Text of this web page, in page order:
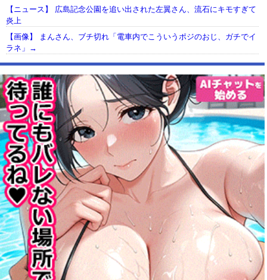
【ニュース】 広島記念公園を追い出された左翼さん、流石にキモすぎて
炎上
【画像】 まんさん、ブチ切れ「電車内でこういうポジのおじ、ガチでイ
ラネ」→
【動画】USJの禁止エリアに子どもたちが続々乱入 → スタッフが注意し
ても止まらない事態に
Powered by livedoor 相互RSS